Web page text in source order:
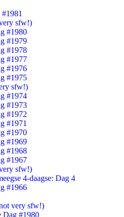
sfw!)
#1980
#1979
#1978
#1977
#1976
#1975
sfw!)
#1974
#1973
#1972
#1971
#1970
#1969
#1968
#1967
sfw!)
4-daagse: Dag 4
#1966
very sfw!)
Dag #1980